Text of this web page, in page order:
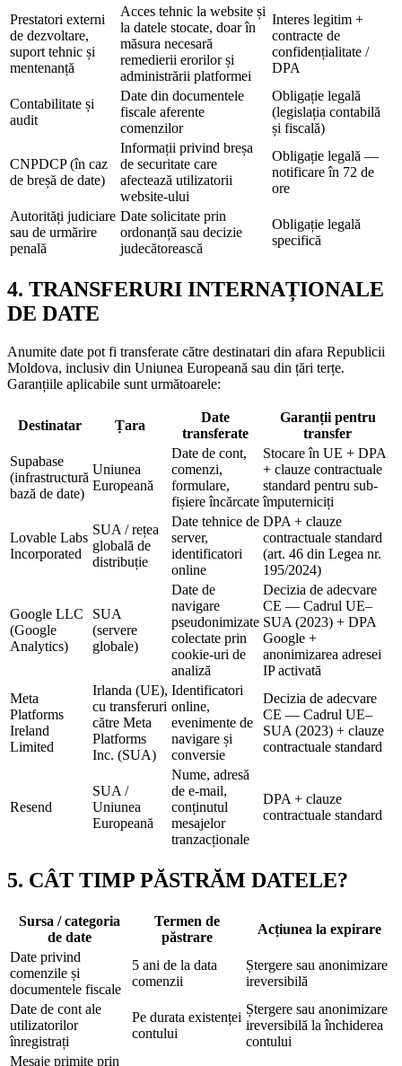
Prestatori externi
de dezvoltare,
suport tehnic și
mentenanță
Acces tehnic la website și
la datele stocate, doar în
măsura necesară
remedierii erorilor și
administrării platformei
Interes legitim +
contracte de
confidențialitate /
DPA
Contabilitate și
audit
Date din documentele
fiscale aferente
comenzilor
Obligație legală
(legislația contabilă
și fiscală)
CNPDCP (în caz
de breșă de date)
Informații privind breșa
de securitate care
afectează utilizatorii
website-ului
Obligație legală —
notificare în 72 de
ore
Autorități judiciare
sau de urmărire
penală
Date solicitate prin
ordonanță sau decizie
judecătorească
Obligație legală
specifică
4. TRANSFERURI INTERNAȚIONALE
DE DATE
Anumite date pot fi transferate către destinatari din afara Republicii
Moldova, inclusiv din Uniunea Europeană sau din țări terțe.
Garanțiile aplicabile sunt următoarele:
Destinatar Țara
Date
transferate
Garanții pentru
transfer
Supabase
(infrastructură
bază de date)
Uniunea
Europeană
Date de cont,
comenzi,
formulare,
fișiere încărcate
Stocare în UE + DPA
+ clauze contractuale
standard pentru sub-
împuterniciți
Lovable Labs
Incorporated
SUA / rețea
globală de
distribuție
Date tehnice de
server,
identificatori
online
DPA + clauze
contractuale standard
(art. 46 din Legea nr.
195/2024)
Google LLC
(Google
Analytics)
SUA
(servere
globale)
Date de
navigare
pseudonimizate
colectate prin
cookie-uri de
analiză
Decizia de adecvare
CE — Cadrul UE–
SUA (2023) + DPA
Google +
anonimizarea adresei
IP activată
Meta
Platforms
Ireland
Limited
Irlanda (UE),
cu transferuri
către Meta
Platforms
Inc. (SUA)
Identificatori
online,
evenimente de
navigare și
conversie
Decizia de adecvare
CE — Cadrul UE–
SUA (2023) + clauze
contractuale standard
Resend
SUA /
Uniunea
Europeană
Nume, adresă
de e-mail,
conținutul
mesajelor
tranzacționale
DPA + clauze
contractuale standard
5. CÂT TIMP PĂSTRĂM DATELE?
Sursa / categoria
de date
Termen de
păstrare
Acțiunea la expirare
Date privind
comenzile și
documentele fiscale
5 ani de la data
comenzii
Ștergere sau anonimizare
ireversibilă
Date de cont ale
utilizatorilor
înregistrați
Pe durata existenței
contului
Ștergere sau anonimizare
ireversibilă la închiderea
contului
Mesaje primite prin